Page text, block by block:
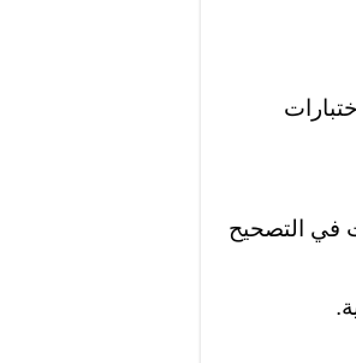
في التصحيح